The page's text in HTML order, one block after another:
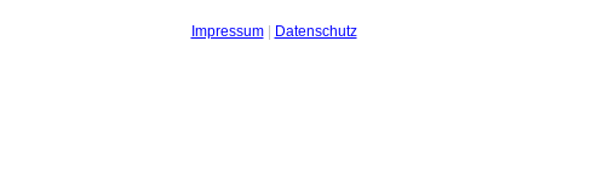
Impressum| Datenschutz